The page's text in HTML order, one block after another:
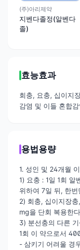
(주)아리제약
지벤다졸정(알벤다
졸)
효능효과
회충, 요충, 십이지
감염 및 이들 혼합
용법용량
1. 성인 및 24개월
1) 요충 : 1일 1회
위하여 7일 뒤, 한
2) 회충, 십이지장
mg을 단회 복용한
3) 분선충의 다른
1회 이 약으로서
- 삼키기 어려울 경